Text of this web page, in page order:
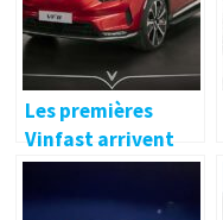
Les premières
Vinfast arrivent
aux USA